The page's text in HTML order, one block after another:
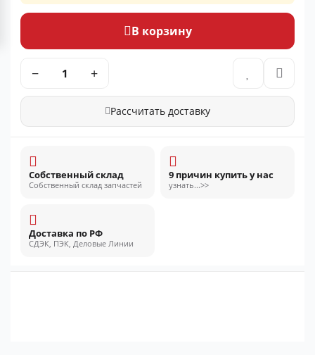
В корзину
− +
Рассчитать доставку
Собственный склад
Собственный склад запчастей
9 причин купить у нас
узнать...>>
Доставка по РФ
СДЭК, ПЭК, Деловые Линии